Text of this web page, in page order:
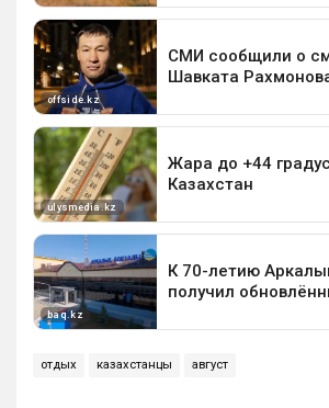
отдых казахстанцы август